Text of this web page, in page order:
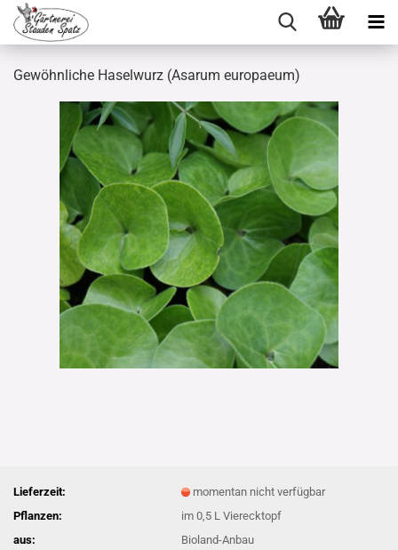
Gewöhnliche Haselwurz (Asarum europaeum)
Lieferzeit:
momentan nicht verfügbar
Pflanzen:
im 0,5 L Vierecktopf
aus:
Bioland-Anbau